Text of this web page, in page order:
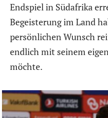
Endspiel in Südafrika
Begeisterung im Land
persönlichen Wunsch
endlich mit seinem
möchte.